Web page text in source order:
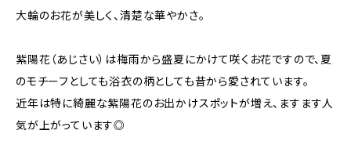
大輪のお花が美しく、清楚な華やかさ。
紫陽花（あじさい）は梅雨から盛夏にかけて咲くお花ですので、夏
のモチーフとしても浴衣の柄としても昔から愛されています。
近年は特に綺麗な紫陽花のお出かけスポットが増え、ますます人
気が上がっています◎